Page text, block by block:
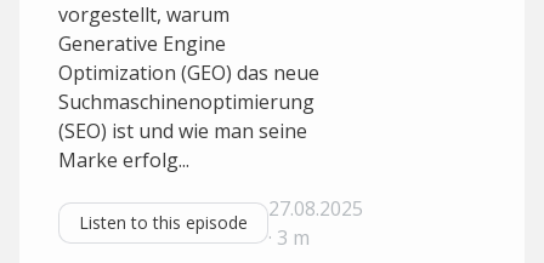
vorgestellt, warum
Generative Engine
Optimization (GEO) das neue
Suchmaschinenoptimierung
(SEO) ist und wie man seine
Marke erfolg...
Listen to this episode
27.08.2025
· 3 m